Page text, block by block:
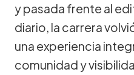
y pasada frente al
diario, la carrera
una experiencia
comunidad y